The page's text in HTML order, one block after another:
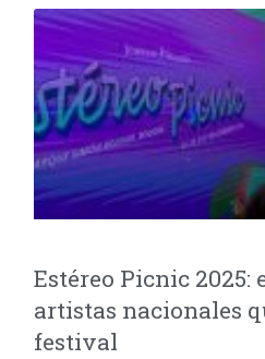
Estéreo Picnic 2025:
artistas nacionales
festival